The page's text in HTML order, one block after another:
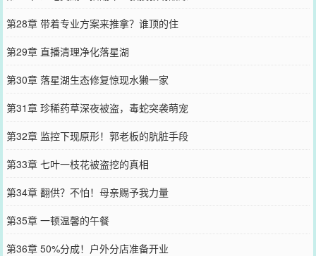
第28章 带着专业方案来推拿？谁顶的住
第29章 直播清理净化落星湖
第30章 落星湖生态修复惊现水獭一家
第31章 珍稀药草深夜被盗，毒蛇突袭萌宠
第32章 监控下现原形！郭老板的肮脏手段
第33章 七叶一枝花被盗挖的真相
第34章 翻供？不怕！母亲赐予我力量
第35章 一顿温馨的午餐
第36章 50%分成！户外分店准备开业